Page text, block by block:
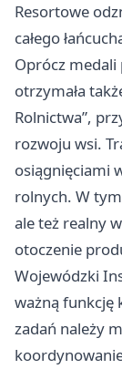
Resortowe
całego
Oprócz
otrzymała
Rolnictwa”,
rozwoju wsi.
osiągnięciami
rolnych. W
ale też realny
otoczenie
Wojewódzki
ważną funkcję
zadań należy